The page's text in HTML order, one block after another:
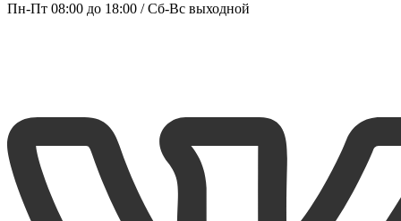
Пн-Пт 08:00 до 18:00 / Сб-Вс выходной